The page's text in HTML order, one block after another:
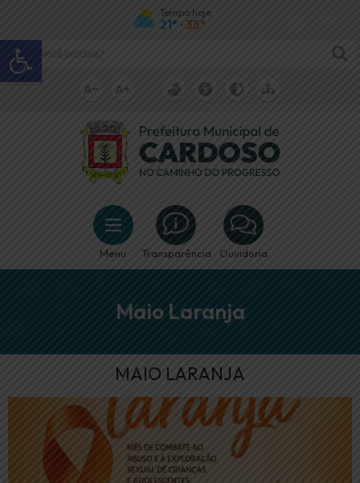
Abrir a barra de ferramentas
Tempo hoje
21° • 35°
Menu Transparência Ouvidoria
Maio Laranja
MAIO LARANJA